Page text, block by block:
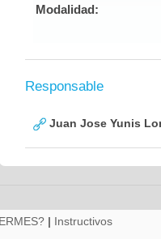
Modalidad:
Responsable
Juan Jose Yunis
| Instructivos